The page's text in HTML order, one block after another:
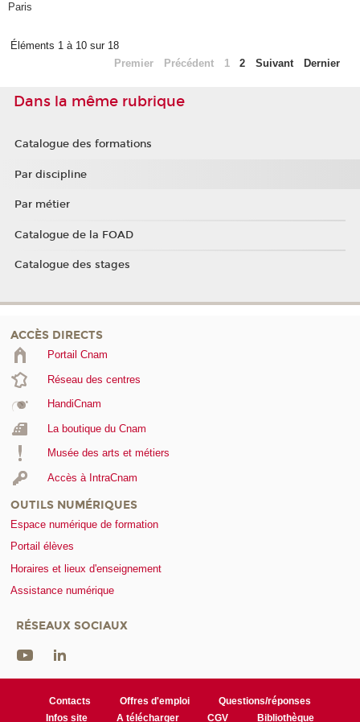
Paris
Éléments 1 à 10 sur 18
Premier
Précédent 1 2 Suivant Dernier
Dans la même rubrique
Catalogue des formations
Par discipline
Par métier
Catalogue de la FOAD
Catalogue des stages
ACCÈS DIRECTS
Portail Cnam
Réseau des centres
HandiCnam
La boutique du Cnam
Musée des arts et métiers
Accès à IntraCnam
OUTILS NUMÉRIQUES
Espace numérique de formation
Portail élèves
Horaires et lieux d'enseignement
Assistance numérique
RÉSEAUX SOCIAUX
Contacts Offres d'emploi
Questions/réponses
Infos site
A télécharger CGV Bibliothèque